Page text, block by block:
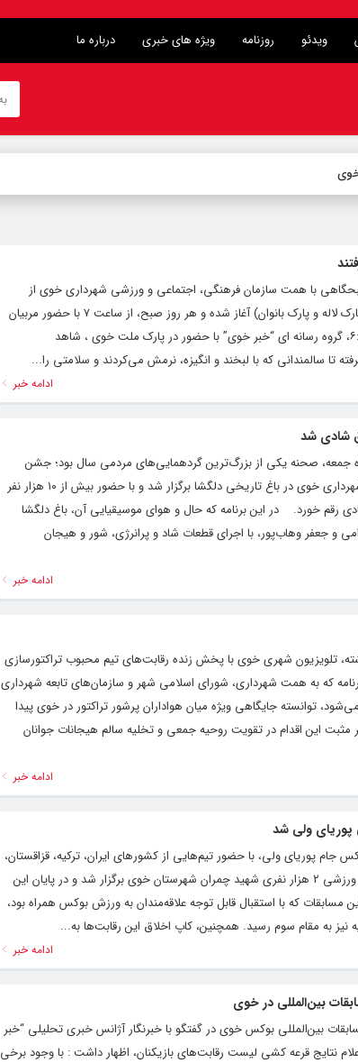
ویدئو روزنامه ویژه های خبری درباره ما
با همت سازمان فرهنگی، اجتماعی و ورزشی شهرداری خوی از
ابتدای خردادماه در چهار نقطه از شهر (پارک ملت، پارک شیخ نوایی، پارک لاله و پارک بانوان) آغاز شده و هر روز صبح، از ساعت ۷ با حضور مربیان
مجرب برگزار می‌شود. صبح امروز، پس از طلوع آفتاب و در ساعت ۶:۳۰، گروه رسانه ای “خبر خوی” با حضور در پارک ملت خوی ، شاهد
تا سالمندانی که با لبخند و انگیزه، نرمش می‌کردند و سلامتی را...
ادامه خبر
شادی شد
جمعه، صحنه‌ یکی از بزرگ‌ترین گردهمایی‌های مردمی سال بود؛ جشن
باشکوه ” ایران جوان” به همت سازمان فرهنگی، اجتماعی و ورزشی شهرداری خوی در باغ تاریخی دلگشا برگزار شد و با حضور بیش از ۱۰ هزار نفر
رقم خورد. در این برنامه که حال و هوای موسیقیایی آن، باغ دلگشا
و جعفر وهاب‌پور، با اجرای قطعات شاد و پرانرژی، شور و هیجان
ادامه خبر
تلویزیون شهری خوی با پخش زنده رقابت‌های تیم محبوب تراکتورسازی
که به همت شهرداری، شورای اسلامی شهر و سازمان‌های تابعه شهرداری
توانسته جایگاهی ویژه میان هواداران پرشور تراکتور در خوی پیدا
مثبت این اقدام در تقویت روحیه جمعی و تخلیه سالم هیجانات جوانان
ادامه خبر
پوریای ولی شد
پوریای ولی، با حضور تیم‌هایی از کشورهای ایران، ترکیه، قزاقستان،
عراق و افغانستان طی چند روز از ۶ تا ۱۲ اردیبهشت ماه ۱۴۰۴ در سالن ورزشی ۲ هزار نفری شهید چمران شهرستان خوی برگزار شد و در پایان این
که با استقبال قابل توجه علاقه‌مندان به ورزش بوکس همراه بود،
نیز به مقام سوم رسید. همچنین، کاپ اخلاق این رقابت‌ها به...
ادامه خبر
بین‌المللی در خوی
بین‌المللی بوکس خوی در گفتگو با خبرنگار آژانس خبری تحلیلی “خبر
نتایج قرعه کشی لیست رقابت‌های بازیکنان، اظهار داشت : با وجود برخی